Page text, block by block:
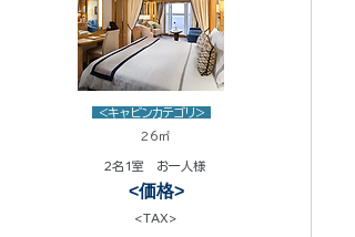
<キャビンカテゴリ>
26㎡
2名1室 お一人様
<価格>
<TAX>